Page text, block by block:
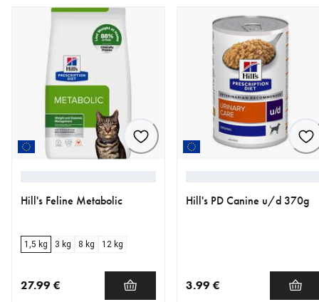
Hill's Feline Metabolic
1,5 kg 3 kg 8 kg 12 kg
27.99 €
Hill's PD Canine u/d 370g
3.99 €